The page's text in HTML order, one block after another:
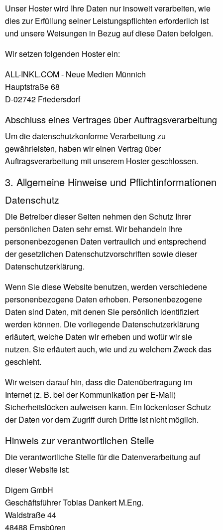
Unser Hoster wird Ihre Daten nur insoweit verarbeiten, wie
dies zur Erfüllung seiner Leistungspflichten erforderlich ist
und unsere Weisungen in Bezug auf diese Daten befolgen.
Wir setzen folgenden Hoster ein:
ALL-INKL.COM - Neue Medien Münnich
Hauptstraße 68
D-02742 Friedersdorf
Abschluss eines Vertrages über Auftragsverarbeitung
Um die datenschutzkonforme Verarbeitung zu
gewährleisten, haben wir einen Vertrag über
Auftragsverarbeitung mit unserem Hoster geschlossen.
3. Allgemeine Hinweise und Pflicht­informationen
Datenschutz
Die Betreiber dieser Seiten nehmen den Schutz Ihrer
persönlichen Daten sehr ernst. Wir behandeln Ihre
personenbezogenen Daten vertraulich und entsprechend
der gesetzlichen Datenschutzvorschriften sowie dieser
Datenschutzerklärung.
Wenn Sie diese Website benutzen, werden verschiedene
personenbezogene Daten erhoben. Personenbezogene
Daten sind Daten, mit denen Sie persönlich identifiziert
werden können. Die vorliegende Datenschutzerklärung
erläutert, welche Daten wir erheben und wofür wir sie
nutzen. Sie erläutert auch, wie und zu welchem Zweck das
geschieht.
Wir weisen darauf hin, dass die Datenübertragung im
Internet (z. B. bei der Kommunikation per E-Mail)
Sicherheitslücken aufweisen kann. Ein lückenloser Schutz
der Daten vor dem Zugriff durch Dritte ist nicht möglich.
Hinweis zur verantwortlichen Stelle
Die verantwortliche Stelle für die Datenverarbeitung auf
dieser Website ist:
Digem GmbH
Geschäftsführer Tobias Dankert M.Eng.
Waldstraße 44
48488 Emsbüren